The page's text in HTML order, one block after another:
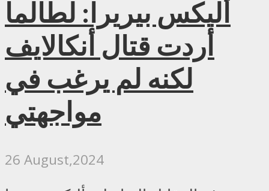
أليكس بيريرا: لطالما
أردت قتال أنكالايف
لكنه لم يرغب في
مواجهتي
26 August,2024